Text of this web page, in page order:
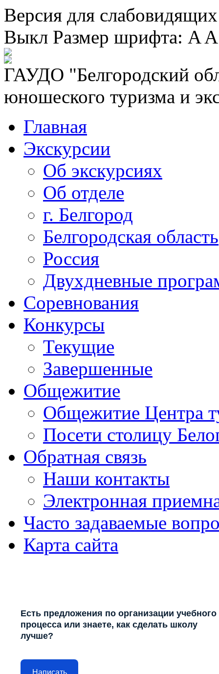
Версия для
Выкл Размер шрифта: A A
ГАУДО "Белгородский
юношеского туризма и
Главная
Экскурсии
Об экскурсиях
Об отделе
г. Белгород
Белгородская область
Россия
Двухдневные
Соревнования
Конкурсы
Текущие
Завершенные
Общежитие
Общежитие Центра
Посети столицу
Обратная связь
Наши контакты
Электронная
Часто задаваемые
Карта сайта
Есть предложения по организации учебного
процесса или знаете, как сделать школу
лучше?
Написать